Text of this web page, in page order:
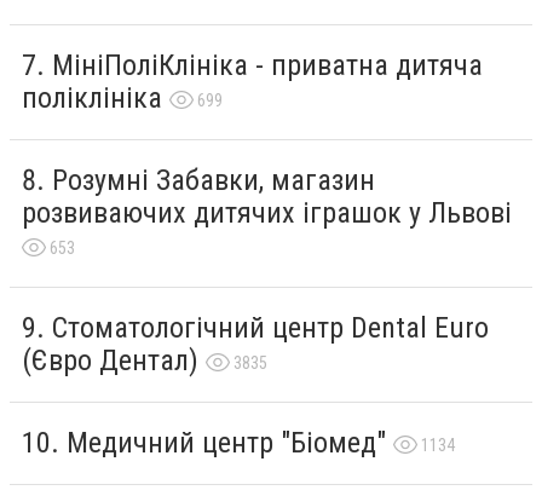
МініПоліКлініка - приватна дитяча
поліклініка
699
Розумні Забавки, магазин
розвиваючих дитячих іграшок у Львові
653
Стоматологічний центр Dental Euro
(Євро Дентал)
3835
Медичний центр "Біомед" 1134